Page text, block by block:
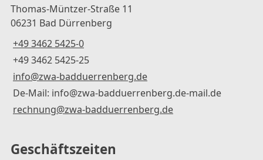
Thomas-Müntzer-Straße 11
06231 Bad Dürrenberg
+49 3462 5425-0
+49 3462 5425-25
info@zwa-badduerrenberg.de
De-Mail: info@zwa-badduerrenberg.de-mail.de
rechnung@zwa-badduerrenberg.de
Geschäftszeiten